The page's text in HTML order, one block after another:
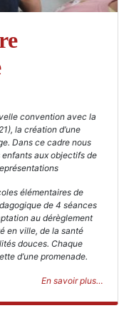
convention avec la
la création d’une
Dans ce cadre nous
aux objectifs de
élémentaires de
de 4 séances
au dérèglement
en ville, de la santé
douces. Chaque
d’une promenade.
En savoir plus…